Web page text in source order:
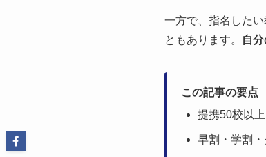
一方で、指名した
ともあります。
自
この記事の要点
提携50校以
早割・学割